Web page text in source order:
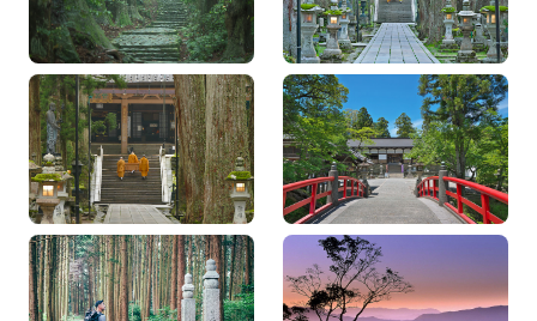
精進料理や宿坊体験で高
野山をたっぷり楽しむ！
和歌山・高野山…
和歌山県街道マップ 熊
野古道紀伊路
高野山への表参道、町石
道を歩く！空海が開いた
和歌山県街道マップ 熊
野古道小辺路